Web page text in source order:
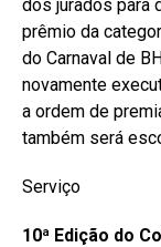
dos jurados para
prêmio da
do Carnaval de
novamente
a ordem de
também será
Serviço
10ª Edição do